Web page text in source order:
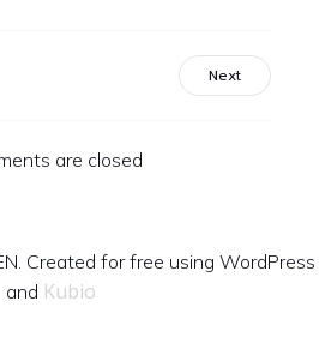
Next
are closed
Created for free using WordPress
and Kubio